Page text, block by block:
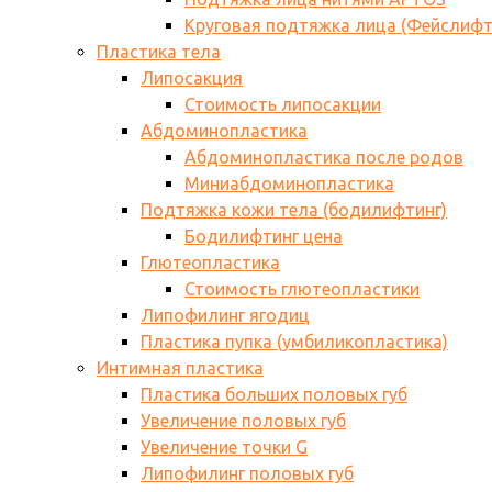
Круговая подтяжка лица
Пластика тела
Липосакция
Стоимость липосакции
Абдоминопластика
Абдоминопластика после родов
Миниабдоминопластика
Подтяжка кожи тела (бодилифтинг)
Бодилифтинг цена
Глютеопластика
Стоимость глютеопластики
Липофилинг ягодиц
Пластика пупка (умбиликопластика)
Интимная пластика
Пластика больших половых губ
Увеличение половых губ
Увеличение точки G
Липофилинг половых губ